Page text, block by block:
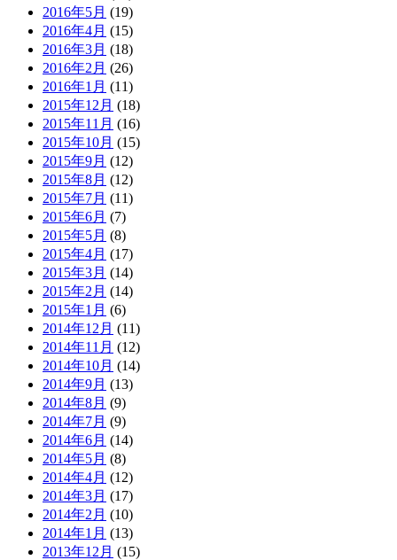
2016年5月 (19)
2016年4月 (15)
2016年3月 (18)
2016年2月 (26)
2016年1月 (11)
2015年12月 (18)
2015年11月 (16)
2015年10月 (15)
2015年9月 (12)
2015年8月 (12)
2015年7月 (11)
2015年6月 (7)
2015年5月 (8)
2015年4月 (17)
2015年3月 (14)
2015年2月 (14)
2015年1月 (6)
2014年12月 (11)
2014年11月 (12)
2014年10月 (14)
2014年9月 (13)
2014年8月 (9)
2014年7月 (9)
2014年6月 (14)
2014年5月 (8)
2014年4月 (12)
2014年3月 (17)
2014年2月 (10)
2014年1月 (13)
2013年12月 (15)